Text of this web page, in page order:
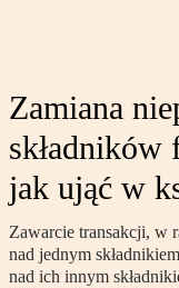
Zamiana
składników
jak ująć w
Zawarcie transakcji, w
nad jednym
nad ich innym